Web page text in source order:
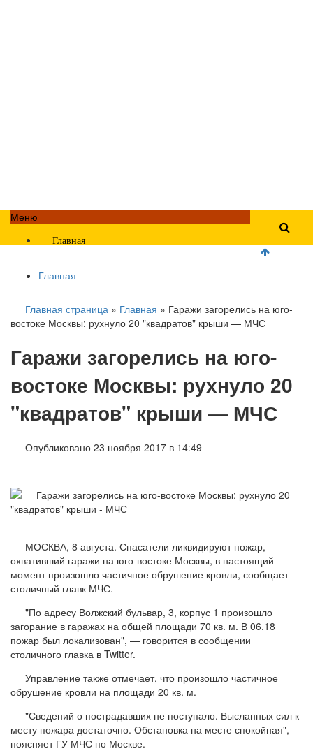
Меню
Главная
Главная
Главная страница » Главная » Гаражи загорелись на юго-
востоке Москвы: рухнуло 20 "квадратов" крыши — МЧС
Гаражи загорелись на юго-
востоке Москвы: рухнуло 20
"квадратов" крыши — МЧС
Опубликовано 23 ноября 2017 в 14:49
МОСКВА, 8 августа. Спасатели ликвидируют пожар,
охвативший гаражи на юго-востоке Москвы, в настоящий
момент произошло частичное обрушение кровли, сообщает
столичный главк МЧС.
"По адресу Волжский бульвар, 3, корпус 1 произошло
загорание в гаражах на общей площади 70 кв. м. В 06.18
пожар был локализован", — говорится в сообщении
столичного главка в Twitter.
Управление также отмечает, что произошло частичное
обрушение кровли на площади 20 кв. м.
"Сведений о пострадавших не поступало. Высланных сил к
месту пожара достаточно. Обстановка на месте спокойная", —
поясняет ГУ МЧС по Москве.